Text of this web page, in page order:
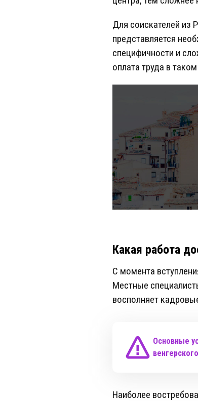
Для соискателей из
представляется
специфичности и
оплата труда в
Какая работа
С момента
Местные
восполняет
Основные
Наиболее